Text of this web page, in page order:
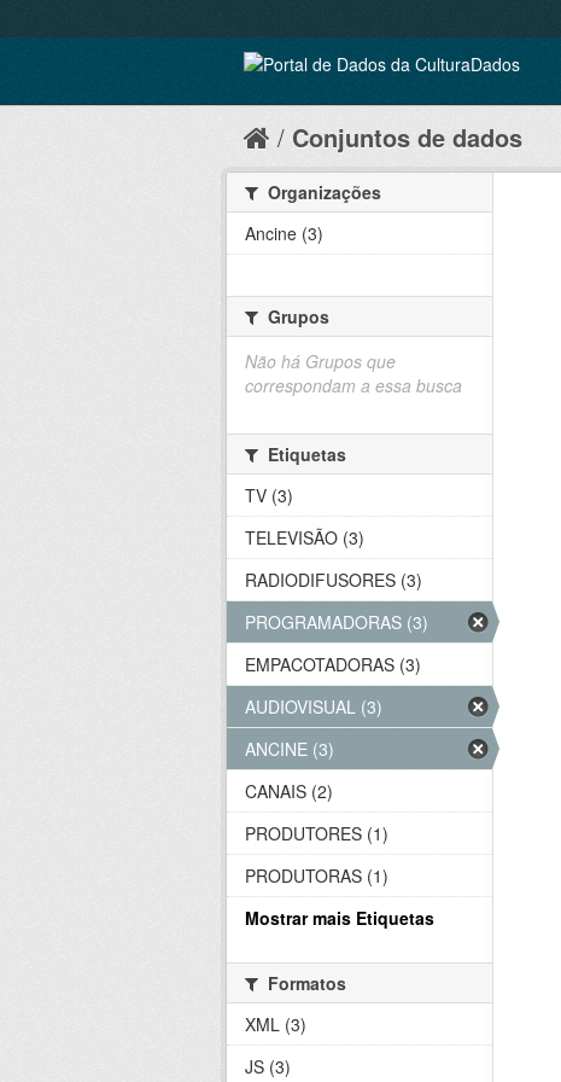
Conjuntos de dados
Organizações
Ancine (3)
Grupos
Não há Grupos que
correspondam a essa busca
Etiquetas
TV (3)
TELEVISÃO (3)
RADIODIFUSORES (3)
PROGRAMADORAS (3)
EMPACOTADORAS (3)
AUDIOVISUAL (3)
ANCINE (3)
CANAIS (2)
PRODUTORES (1)
PRODUTORAS (1)
Mostrar mais Etiquetas
Formatos
XML (3)
JS (3)